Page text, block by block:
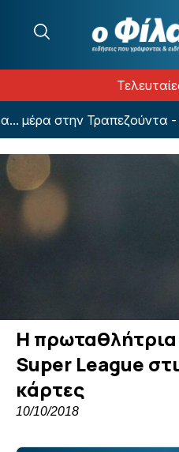
στην Τραπεζούντα -
Η
Super League
κάρτες
10/10/2018